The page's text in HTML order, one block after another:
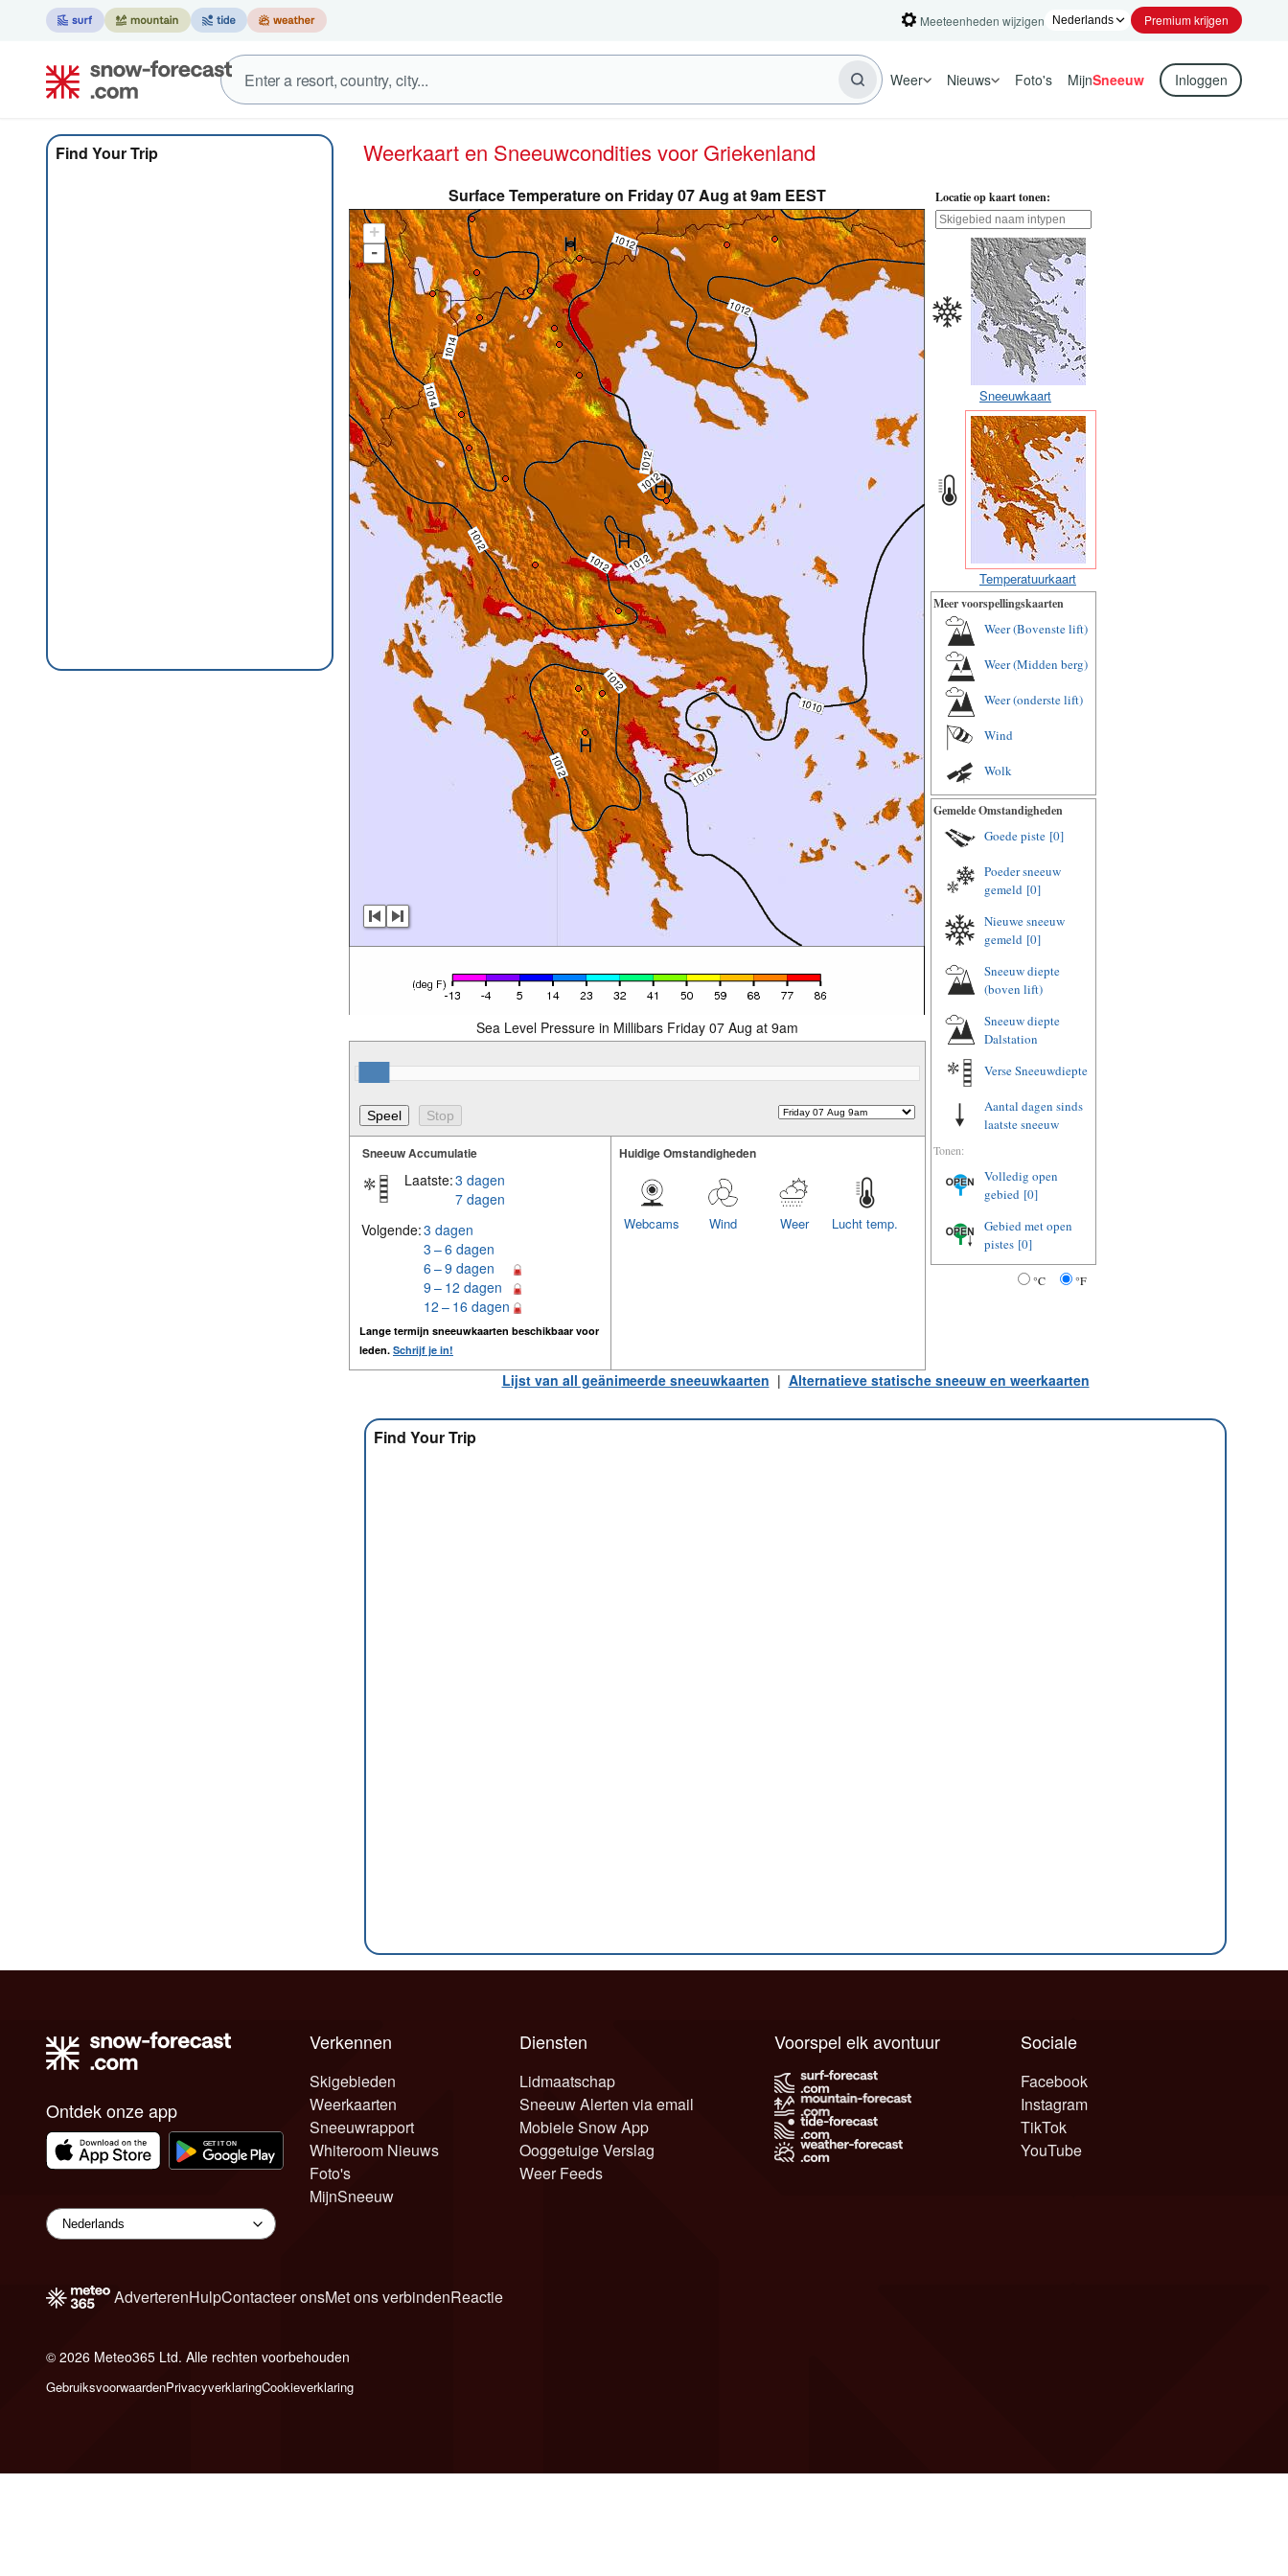
Meeteenheden wijzigen Premium krijgen
Weer Nieuws Foto's MijnSneeuw Inloggen
Find Your Trip Weerkaart en Sneeuwcondities voor Griekenland
Surface Temperature on Friday 07 Aug at 9am EEST
+
-
Sea Level Pressure in Millibars Friday 07 Aug at 9am
Sneeuw Accumulatie
Laatste:3 dagen
7 dagen
Volgende:3 dagen
3 – 6 dagen
6 – 9 dagen
9 – 12 dagen
12 – 16 dagen
Lange termijn sneeuwkaarten beschikbaar voor
leden. Schrijf je in!
Huidige Omstandigheden
Lucht temp.
Weer
Wind
Webcams
Locatie op kaart tonen:
Sneeuwkaart
Temperatuurkaart
Meer voorspellingskaarten
Weer (Bovenste lift)
Weer (Midden berg)
Weer (onderste lift)
Wind
Wolk
Gemelde Omstandigheden
Goede piste [0]
Poeder sneeuw
gemeld [0]
Nieuwe sneeuw
gemeld [0]
Sneeuw diepte
(boven lift)
Sneeuw diepte
Dalstation
Verse Sneeuwdiepte
Aantal dagen sinds
laatste sneeuw
Tonen:
Volledig open
gebied [0]
Gebied met open
pistes [0]
°C °F
Lijst van all geänimeerde sneeuwkaarten | Alternatieve statische sneeuw en weerkaarten
Find Your Trip
Ontdek onze app
Verkennen
Skigebieden
Weerkaarten
Sneeuwrapport
Whiteroom Nieuws
Foto's
MijnSneeuw
Diensten
Lidmaatschap
Sneeuw Alerten via email
Mobiele Snow App
Ooggetuige Verslag
Weer Feeds
Sociale
Facebook
Instagram
TikTok
YouTube
Voorspel elk avontuur
AdverterenHulpContacteer onsMet ons verbindenReactie
© 2026 Meteo365 Ltd. Alle rechten voorbehouden
GebruiksvoorwaardenPrivacyverklaringCookieverklaring